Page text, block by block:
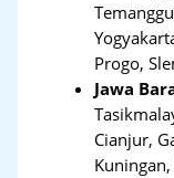
Progo,
Jawa
Cianjur,